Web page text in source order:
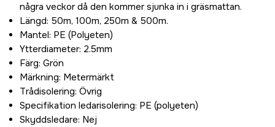
några veckor då den kommer sjunka in i gräsmattan.
Längd: 50m, 100m, 250m & 500m.
Mantel: PE (Polyeten)
Ytterdiameter: 2.5mm
Färg: Grön
Märkning: Metermärkt
Trådisolering: Övrig
Specifikation ledarisolering: PE (polyeten)
Skyddsledare: Nej